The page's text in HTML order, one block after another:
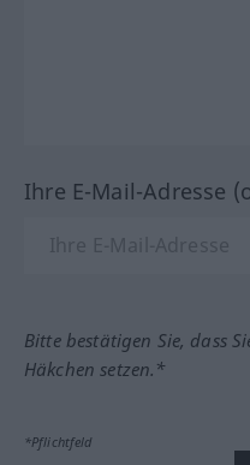
Ihre E-Mail-Adresse
Bitte bestätigen Sie, dass
Häkchen setzen.*
*Pflichtfeld